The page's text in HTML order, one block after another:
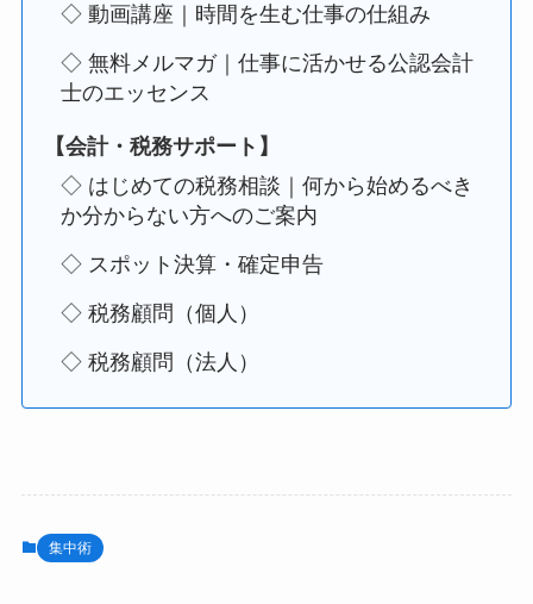
◇ 動画講座｜時間を生む仕事の仕組み
◇ 無料メルマガ｜仕事に活かせる公認会計
士のエッセンス
【会計・税務サポート】
◇ はじめての税務相談｜何から始めるべき
か分からない方へのご案内
◇ スポット決算・確定申告
◇ 税務顧問（個人）
◇ 税務顧問（法人）
集中術